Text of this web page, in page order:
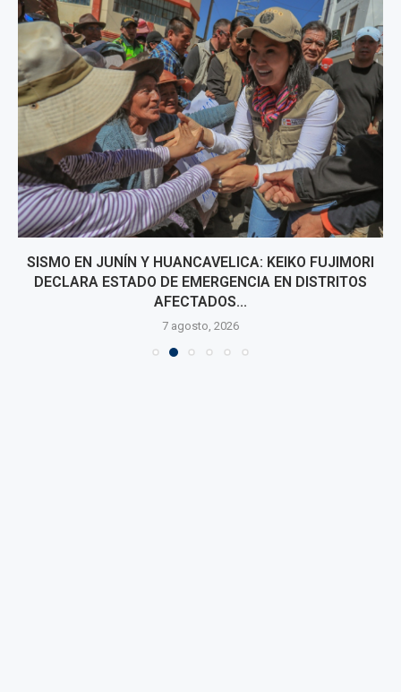
SISMO EN JUNÍN Y HUANCAVELICA: KEIKO FUJIMORI
DECLARA ESTADO DE EMERGENCIA EN DISTRITOS
AFECTADOS...
7 agosto, 2026